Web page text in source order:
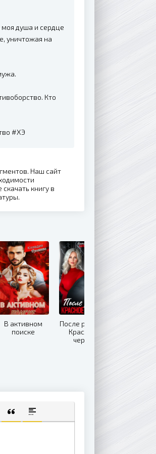
моя душа и сердце
уничтожая на
Кто
#ХЭ
Наш сайт
книгу в
В активном
поиске
После развода.
Красное и
черное
ССЫЛКУ
СКРЫТОГО ТЕКСТА
ВСТАВКА ЦИТАТЫ
ВСТАВКА СПОЙЛЕРА